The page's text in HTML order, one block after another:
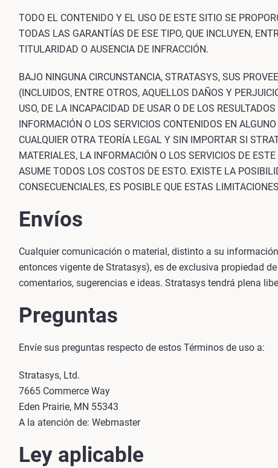
TODO EL CONTENIDO Y EL USO DE ESTE SITIO SE
TODAS LAS GARANTÍAS DE ESE TIPO, QUE INCLUYEN,
TITULARIDAD O AUSENCIA DE INFRACCIÓN.
BAJO NINGUNA CIRCUNSTANCIA, STRATASYS, SUS
(INCLUIDOS, ENTRE OTROS, AQUELLOS DAÑOS Y
USO, DE LA INCAPACIDAD DE USAR O DE LOS
INFORMACIÓN O LOS SERVICIOS CONTENIDOS EN
CUALQUIER OTRA TEORÍA LEGAL Y SIN IMPORTAR SI
MATERIALES, LA INFORMACIÓN O LOS SERVICIOS DE
ASUME TODOS LOS COSTOS DE ESTO. EXISTE LA
CONSECUENCIALES, ES POSIBLE QUE ESTAS
Envíos
Cualquier comunicación o material, distinto a su
entonces vigente de Stratasys), es de exclusiva propiedad
comentarios, sugerencias e ideas. Stratasys tendrá plena
Preguntas
Envíe sus preguntas respecto de estos Términos de uso a:
Stratasys, Ltd.
7665 Commerce Way
Eden Prairie, MN 55343
A la atención de: Webmaster
Ley aplicable